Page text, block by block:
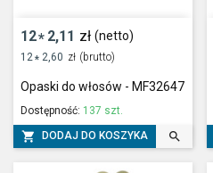
12* 2,11 zł (netto)
12* 2,60 zł (brutto)
Opaski do włosów - MF32647
Dostępność: 137 szt.
 DODAJ DO KOSZYKA 